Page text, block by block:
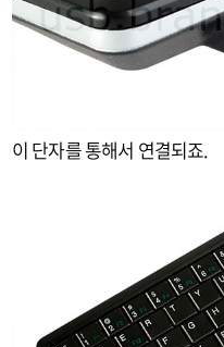
이 단자를 통해서 연결되죠.